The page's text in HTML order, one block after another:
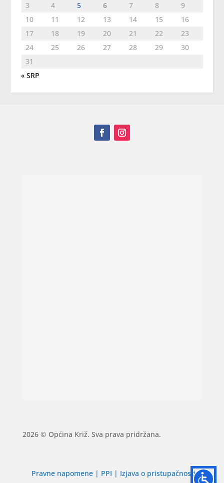
3
4 5 6 7 8
9
10
11 12 13 14 15
16
17
18 19 20 21 22
23
24
25 26 27 28 29
30
31
« SRP
2026 © Općina Križ. Sva prava pridržana.
Pravne napomene | PPI | Izjava o pristupačnosti|